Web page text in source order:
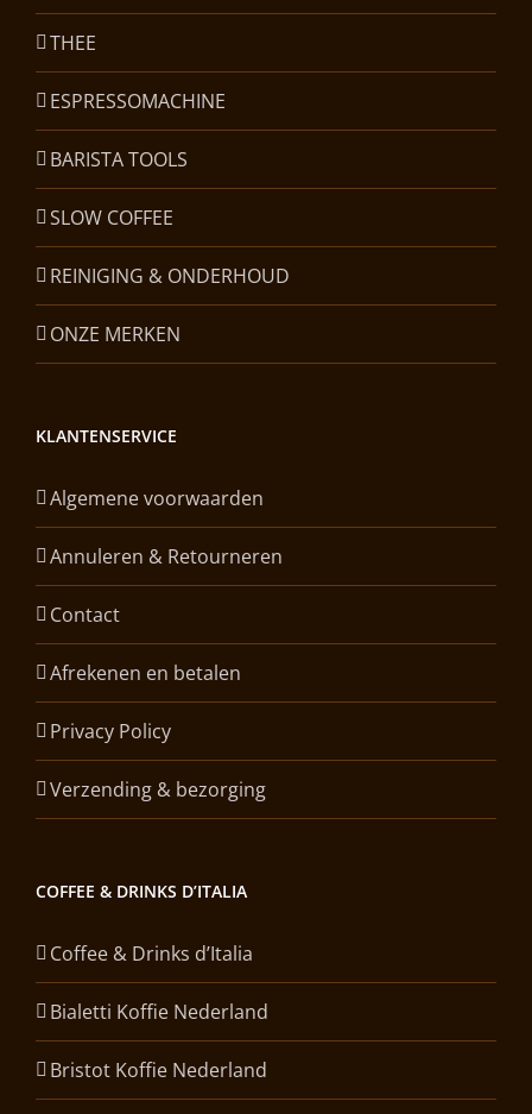
THEE
ESPRESSOMACHINE
BARISTA TOOLS
SLOW COFFEE
REINIGING & ONDERHOUD
ONZE MERKEN
KLANTENSERVICE
Algemene voorwaarden
Annuleren & Retourneren
Contact
Afrekenen en betalen
Privacy Policy
Verzending & bezorging
COFFEE & DRINKS D’ITALIA
Coffee & Drinks d’Italia
Bialetti Koffie Nederland
Bristot Koffie Nederland